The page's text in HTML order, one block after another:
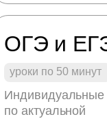
ОГЭ и
уроки по 50 минут
Индивидуальные
по актуальной